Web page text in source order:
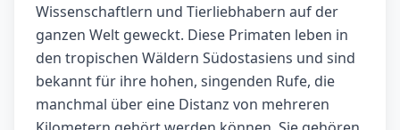
Wissenschaftlern und Tierliebhabern auf der
ganzen Welt geweckt. Diese Primaten leben in
den tropischen Wäldern Südostasiens und sind
bekannt für ihre hohen, singenden Rufe, die
manchmal über eine Distanz von mehreren